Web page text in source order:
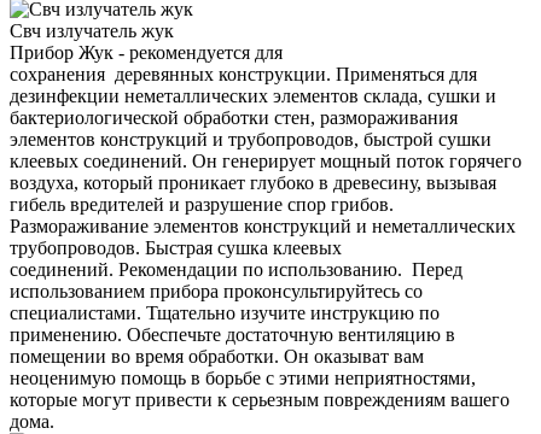
Свч излучатель жук
Прибор Жук - рекомендуется для
сохранения деревянных конструкции. Применяться для
дезинфекции неметаллических элементов склада, сушки и
бактериологической обработки стен, размораживания
элементов конструкций и трубопроводов, быстрой сушки
клеевых соединений. Он генерирует мощный поток горячего
воздуха, который проникает глубоко в древесину, вызывая
гибель вредителей и разрушение спор грибов.
Размораживание элементов конструкций и неметаллических
трубопроводов. Быстрая сушка клеевых
соединений. Рекомендации по использованию. Перед
использованием прибора проконсультируйтесь со
специалистами. Тщательно изучите инструкцию по
применению. Обеспечьте достаточную вентиляцию в
помещении во время обработки. Он оказыват вам
неоценимую помощь в борьбе с этими неприятностями,
которые могут привести к серьезным повреждениям вашего
дома.